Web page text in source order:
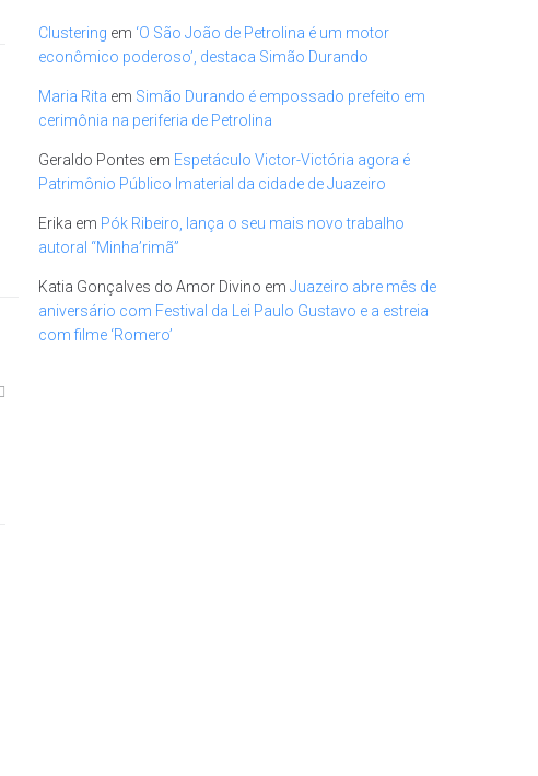
Clustering em ‘O São João de Petrolina é um motor
econômico poderoso’, destaca Simão Durando
Maria Rita em Simão Durando é empossado prefeito em
cerimônia na periferia de Petrolina
Geraldo Pontes em Espetáculo Victor-Victória agora é
Patrimônio Público Imaterial da cidade de Juazeiro
Erika em Pók Ribeiro, lança o seu mais novo trabalho
autoral “Minha’rimã”
Katia Gonçalves do Amor Divino em Juazeiro abre mês de
aniversário com Festival da Lei Paulo Gustavo e a estreia
com filme ‘Romero’